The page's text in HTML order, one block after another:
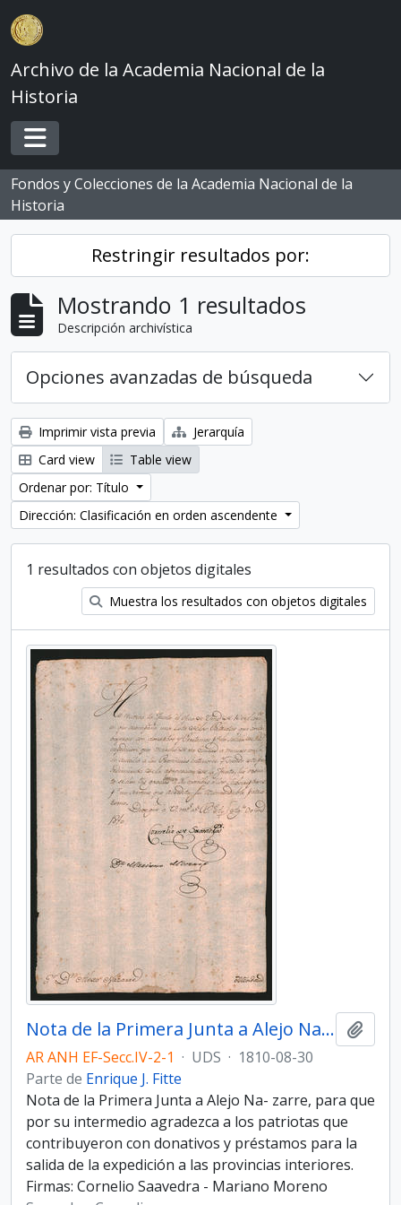
Skip to main content
Archivo de la Academia Nacional de la
Historia
Toggle navigation
Fondos y Colecciones de la Academia Nacional de la
Historia
Restringir resultados por:
Mostrando 1 resultados
Descripción archivística
Opciones avanzadas de búsqueda
Imprimir vista previa
Jerarquía
Card view
Table view
Ordenar por: Título
Dirección: Clasificación en orden ascendente
1 resultados con objetos digitales
Muestra los resultados con objetos digitales
Nota de la Primera Junta a Alejo Nazarre
AR ANH EF-Secc.IV-2-1 · UDS · 1810-08-30
Parte de Enrique J. Fitte
Nota de la Primera Junta a Alejo Na- zarre, para que
por su intermedio agradezca a los patriotas que
contribuyeron con donativos y préstamos para la
salida de la expedición a las provincias interiores.
Firmas: Cornelio Saavedra - Mariano Moreno